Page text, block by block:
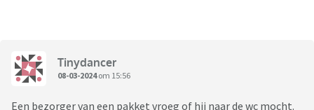
Tinydancer
08-03-2024om 15:56
Een bezorger van een pakket vroeg of hij naar de wc mocht.